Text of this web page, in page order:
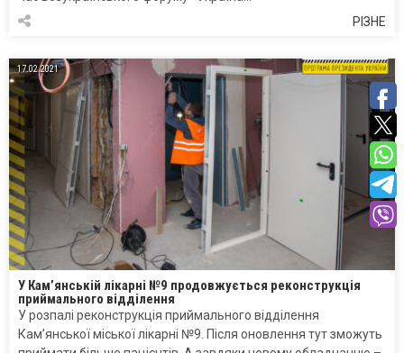
РІЗНЕ
17.02.2021
У Кам’янській лікарні №9 продовжується реконструкція
приймального відділення
У розпалі реконструкція приймального відділення
Кам’янської міської лікарні №9. Після оновлення тут зможуть